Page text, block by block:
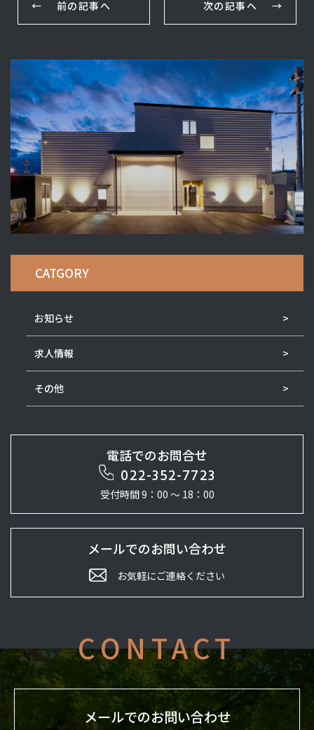
前の記事へ 次の記事へ
CATGORY
お知らせ
求人情報
その他
電話でのお問合せ
022-352-7723
受付時間 9：00 ～ 18：00
メールでのお問い合わせ
お気軽にご連絡ください
CONTACT
メールでのお問い合わせ